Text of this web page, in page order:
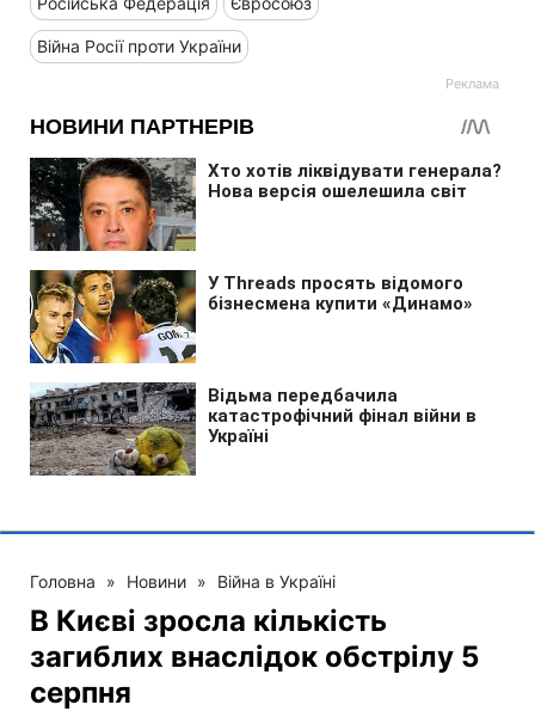
Війна Росії проти України
Головна » Новини » Війна в Україні
В Києві зросла кількість
загиблих внаслідок обстрілу 5
серпня